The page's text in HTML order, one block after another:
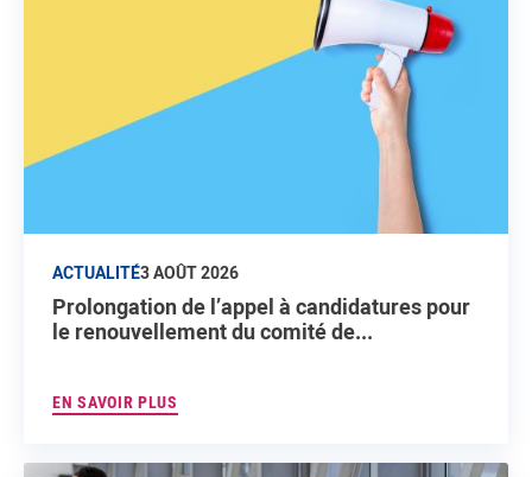
ACTUALITÉ3 AOÛT 2026
Prolongation de l’appel à candidatures pour
le renouvellement du comité de...
EN SAVOIR PLUS